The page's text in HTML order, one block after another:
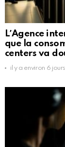
LʼAgence
que la
centers va
il y a environ 6 jours